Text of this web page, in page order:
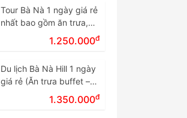
Tour Bà Nà 1 ngày giá rẻ
nhất bao gồm ăn trưa,
1.250.000đ
Du lịch Bà Nà Hill 1 ngày
giá rẻ (Ăn trưa buffet –
Tour ghép đoàn)1.350.000đ